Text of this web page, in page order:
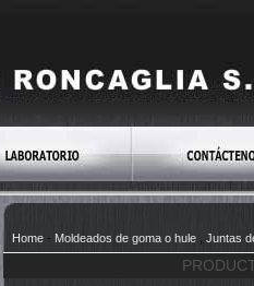
Home - Moldeados de goma o hule Juntas